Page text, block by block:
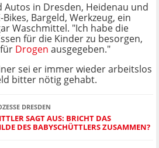
Autos in Dresden, Heidenau und
Bargeld, Werkzeug, ein
Waschmittel. "Ich habe die
für die Kinder zu besorgen,
Drogen ausgegeben."
sei er immer wieder arbeitslos
bitter nötig gehabt.
DRESDEN
SAGT AUS: BRICHT DAS
DES BABYSCHÜTTLERS ZUSAMMEN?